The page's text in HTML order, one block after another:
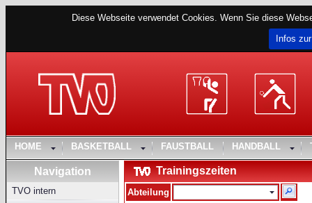
Diese Webseite verwendet Cookies. Wenn Sie diese
Infos
HOME BASKETBALL FAUSTBALL HANDBALL
Navigation
TVO intern
Trainingszeiten
Abteilung